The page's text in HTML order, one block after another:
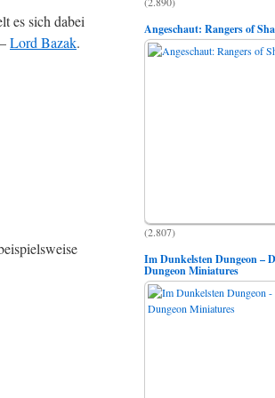
es sich dabei
Lord Bazak.
Angeschaut: Rangers of
(2.807)
Im Dunkelsten Dungeon –
Dungeon Miniatures